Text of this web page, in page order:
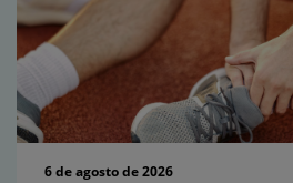
6 de agosto de 2026